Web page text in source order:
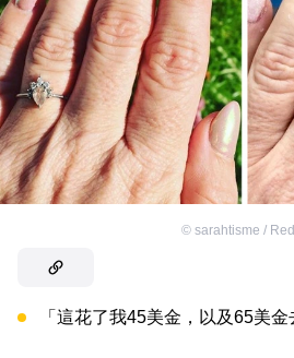
© sarahtisme /
「這花了我45美金，以及65美金